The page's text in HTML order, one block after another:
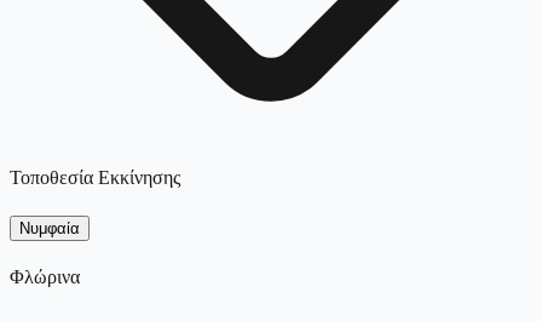
Τοποθεσία Εκκίνησης
Νυμφαία
Φλώρινα